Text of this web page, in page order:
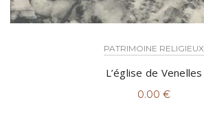
PATRIMOINE RELIGIEUX
L’église de Venelles
0.00 €